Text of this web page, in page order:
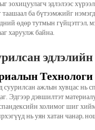
зохицуулагч эдлэлээс
ба бүтээмжийг
өдөр тутмын
харуулж байна.
Технологи
ажлын хувцас нь
Эдгээр дэвшилтэт
холимог шиг
нь уян хатан чанар,